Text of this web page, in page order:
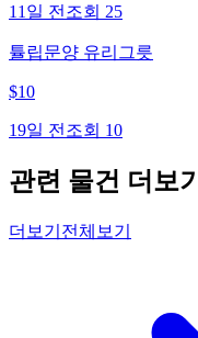
11일 전 조회 25
튤립문양 유리그릇
$10
19일 전 조회 10
관련 물건 더보기
더보기 전체보기